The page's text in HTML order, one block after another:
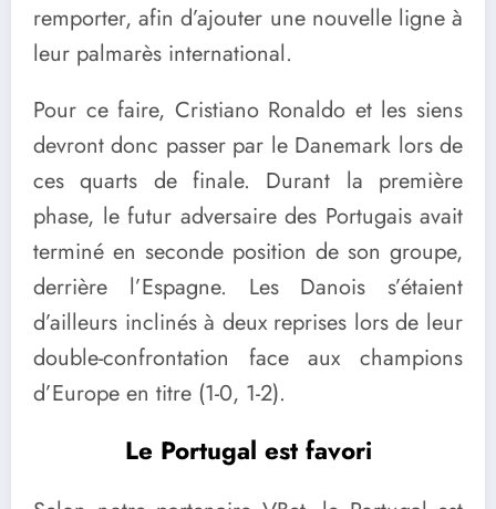
remporter, afin d’ajouter une nouvelle ligne à
leur palmarès international.
Pour ce faire, Cristiano Ronaldo et les siens
devront donc passer par le Danemark lors de
ces quarts de finale. Durant la première
phase, le futur adversaire des Portugais avait
terminé en seconde position de son groupe,
derrière l’Espagne. Les Danois s’étaient
d’ailleurs inclinés à deux reprises lors de leur
double-confrontation face aux champions
d’Europe en titre (1-0, 1-2).
Le Portugal est favori